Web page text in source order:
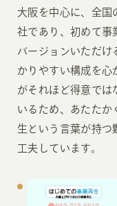
大阪を中心に、全国
社であり、初めて事
バージョンいただけ
かりやすい構成を心
がそれほど得意では
いるため、あたたか
生という言葉が持つ
工夫しています。